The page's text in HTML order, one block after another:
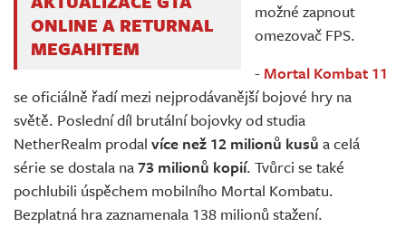
ONLINE A RETURNAL
MEGAHITEM
možné zapnout
omezovač FPS.
- Mortal Kombat 11
se oficiálně řadí mezi nejprodávanější bojové hry na
světě. Poslední díl brutální bojovky od studia
NetherRealm prodal více než 12 milionů kusů a celá
série se dostala na73 milionů kopií. Tvůrci se také
pochlubili úspěchem mobilního Mortal Kombatu.
Bezplatná hra zaznamenala 138 milionů stažení.